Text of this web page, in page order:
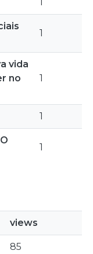
1
vida
no
1
1
1
views
85